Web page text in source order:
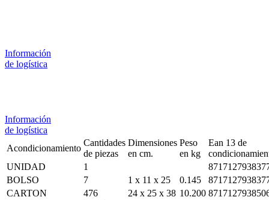
Información
de logística
Información
de logística
Acondicionamiento
Cantidades
de piezas
Dimensiones
en cm.
Peso
en kg
Ean 13 de
UNIDAD
1
BOLSO
7 1 x 11 x 25 0.145
CARTON
476 24 x 25 x 38 10.200